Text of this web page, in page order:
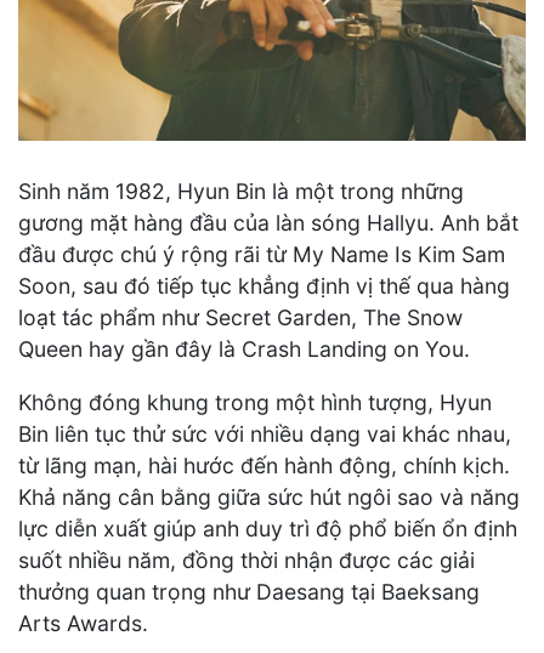
Sinh năm 1982, Hyun Bin là một trong những
gương mặt hàng đầu của làn sóng Hallyu. Anh bắt
đầu được chú ý rộng rãi từ My Name Is Kim Sam
Soon, sau đó tiếp tục khẳng định vị thế qua hàng
loạt tác phẩm như Secret Garden, The Snow
Queen hay gần đây là Crash Landing on You.
Không đóng khung trong một hình tượng, Hyun
Bin liên tục thử sức với nhiều dạng vai khác nhau,
từ lãng mạn, hài hước đến hành động, chính kịch.
Khả năng cân bằng giữa sức hút ngôi sao và năng
lực diễn xuất giúp anh duy trì độ phổ biến ổn định
suốt nhiều năm, đồng thời nhận được các giải
thưởng quan trọng như Daesang tại Baeksang
Arts Awards.